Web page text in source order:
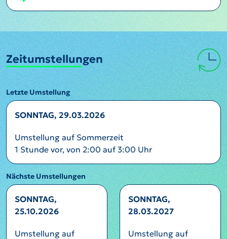
Zeitumstellungen
Letzte Umstellung
SONNTAG, 29.03.2026
Umstellung auf Sommerzeit
1 Stunde vor, von 2:00 auf 3:00 Uhr
Nächste Umstellungen
SONNTAG,
25.10.2026
Umstellung auf
SONNTAG,
28.03.2027
Umstellung auf